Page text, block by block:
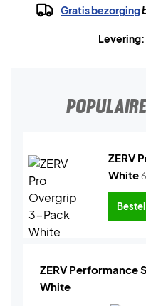
Gratis bezorging
ZERV
White
Bestel
ZERV
White